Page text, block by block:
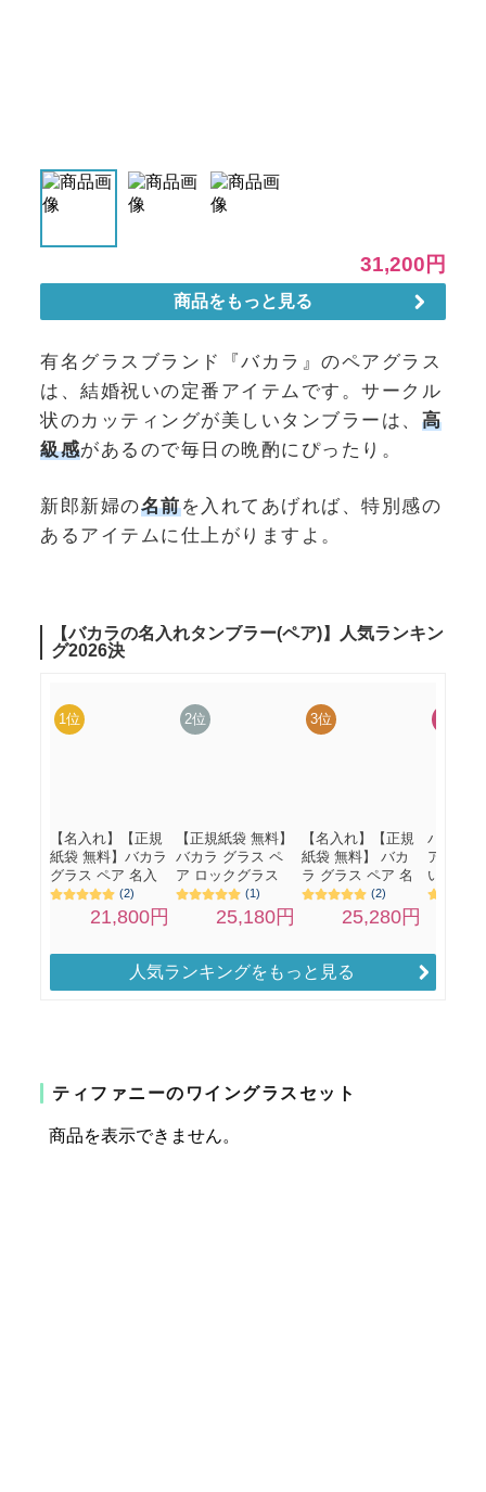
有名グラスブランド『バカラ』のペアグラス
は、結婚祝いの定番アイテムです。サークル
状のカッティングが美しいタンブラーは、 高
級感があるので毎日の晩酌にぴったり。
新郎新婦の名前を入れてあげれば、特別感の
あるアイテムに仕上がりますよ。
人気ランキングをもっと見る
ティファニーのワイングラスセット